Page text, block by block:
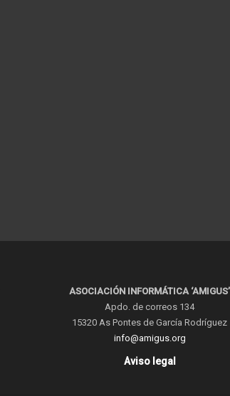
ASOCIACIÓN INFORMÁTICA ‘AMIGUS’
Apdo. de correos 134
15320 As Pontes de García Rodríguez
info@amigus.org
Aviso legal